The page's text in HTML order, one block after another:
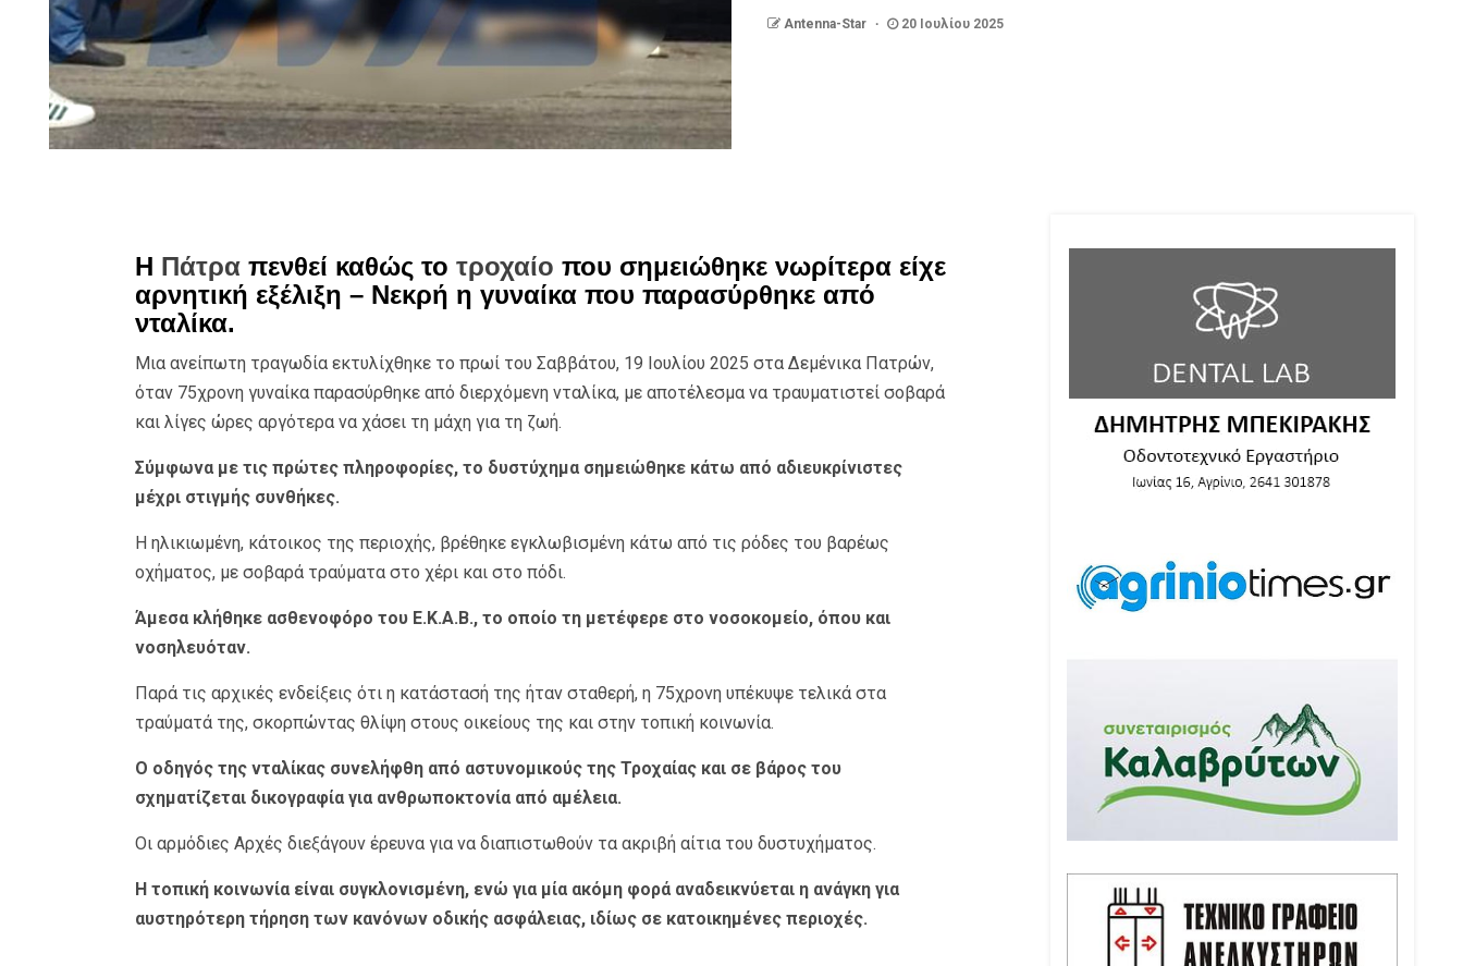
Antenna-Star 20 Ιουλίου 2025
Η Πάτραπενθεί καθώς το τροχαίο που σημειώθηκε νωρίτερα είχε
αρνητική εξέλιξη – Νεκρή η γυναίκα που παρασύρθηκε από
νταλίκα.
Μια ανείπωτη τραγωδία εκτυλίχθηκε το πρωί του Σαββάτου, 19 Ιουλίου 2025 στα Δεμένικα Πατρών,
όταν 75χρονη γυναίκα παρασύρθηκε από διερχόμενη νταλίκα, με αποτέλεσμα να τραυματιστεί σοβαρά
και λίγες ώρες αργότερα να χάσει τη μάχη για τη ζωή.
Σύμφωνα με τις πρώτες πληροφορίες, το δυστύχημα σημειώθηκε κάτω από αδιευκρίνιστες
μέχρι στιγμής συνθήκες.
Η ηλικιωμένη, κάτοικος της περιοχής, βρέθηκε εγκλωβισμένη κάτω από τις ρόδες του βαρέως
οχήματος, με σοβαρά τραύματα στο χέρι και στο πόδι.
Άμεσα κλήθηκε ασθενοφόρο του Ε.Κ.Α.Β., το οποίο τη μετέφερε στο νοσοκομείο, όπου και
νοσηλευόταν.
Παρά τις αρχικές ενδείξεις ότι η κατάστασή της ήταν σταθερή, η 75χρονη υπέκυψε τελικά στα
τραύματά της, σκορπώντας θλίψη στους οικείους της και στην τοπική κοινωνία.
Ο οδηγός της νταλίκας συνελήφθη από αστυνομικούς της Τροχαίας και σε βάρος του
σχηματίζεται δικογραφία για ανθρωποκτονία από αμέλεια.
Οι αρμόδιες Αρχές διεξάγουν έρευνα για να διαπιστωθούν τα ακριβή αίτια του δυστυχήματος.
Η τοπική κοινωνία είναι συγκλονισμένη, ενώ για μία ακόμη φορά αναδεικνύεται η ανάγκη για
αυστηρότερη τήρηση των κανόνων οδικής ασφάλειας, ιδίως σε κατοικημένες περιοχές.